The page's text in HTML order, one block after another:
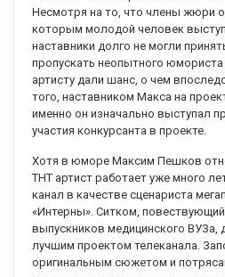
Несмотря на то, что члены жюри
которым молодой человек
наставники долго не могли
пропускать неопытного
артисту дали шанс, о чем
того, наставником Макса на
именно он изначально выступал
участия конкурсанта в проекте.
Хотя в юморе Максим Пешков
ТНТ артист работает уже много
канал в качестве сценариста
«Интерны». Ситком,
выпускников медицинского ВУЗа,
лучшим проектом телеканала.
оригинальным сюжетом и